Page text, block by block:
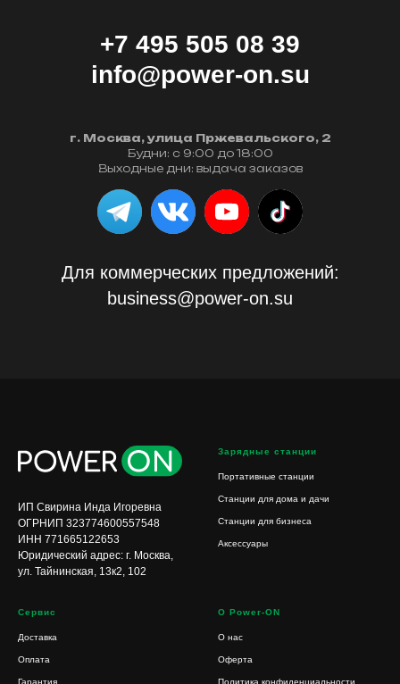
+7 495 505 08 39
info@power-on.su
г. Москва, улица Пржевальского, 2
Будни: с 9:00 до 18:00
Выходные дни: выдача заказов
Для коммерческих предложений:
business@power-on.su
ИП Свирина Инда Игоревна
ОГРНИП 323774600557548
ИНН 771665122653
Юридический адрес: г. Москва,
ул. Тайнинская, 13к2, 102
Зарядные станции
Портативные станции
Станции для дома и дачи
Станции для бизнеса
Аксессуары
Сервис
Доставка
Оплата
О Power-ON
О нас
Оферта